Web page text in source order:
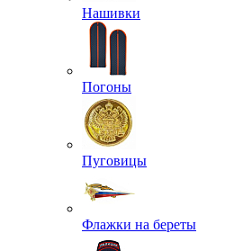
Нашивки
Погоны
Пуговицы
Флажки на береты